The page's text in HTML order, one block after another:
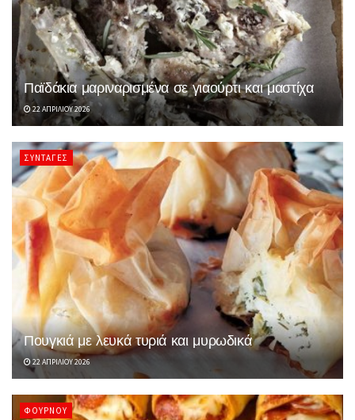
Παϊδάκια μαριναρισμένα σε γιαούρτι και μαστίχα
22 ΑΠΡΙΛΊΟΥ 2026
ΣΥΝΤΑΓΈΣ
Πουγκιά με λευκά τυριά και μυρωδικά
22 ΑΠΡΙΛΊΟΥ 2026
ΦΟΎΡΝΟΥ